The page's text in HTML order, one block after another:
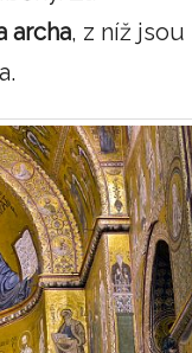
archa, z níž jsou